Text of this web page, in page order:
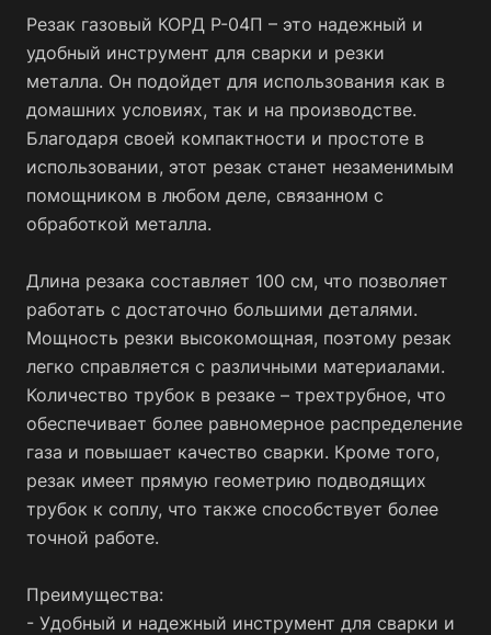
Резак газовый КОРД Р-04П – это надежный и
удобный инструмент для сварки и резки
металла. Он подойдет для использования как в
домашних условиях, так и на производстве.
Благодаря своей компактности и простоте в
использовании, этот резак станет незаменимым
помощником в любом деле, связанном с
обработкой металла.
Длина резака составляет 100 см, что позволяет
работать с достаточно большими деталями.
Мощность резки высокомощная, поэтому резак
легко справляется с различными материалами.
Количество трубок в резаке – трехтрубное, что
обеспечивает более равномерное распределение
газа и повышает качество сварки. Кроме того,
резак имеет прямую геометрию подводящих
трубок к соплу, что также способствует более
точной работе.
Преимущества:
- Удобный и надежный инструмент для сварки и